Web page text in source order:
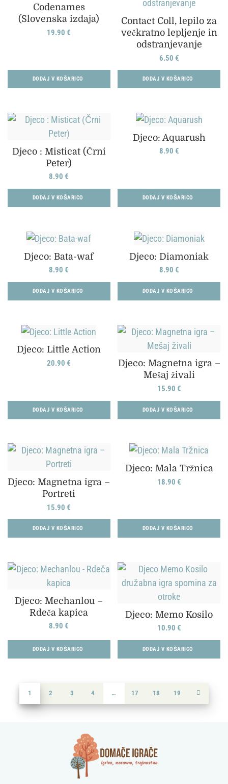
Codenames
(Slovenska izdaja)
19.90€
DODAJ V KOŠARICO
Contact Coll, lepilo za
večkratno lepljenje in
odstranjevanje
6.50 €
DODAJ V KOŠARICO
Djeco : Misticat (Črni
Peter)
8.90€
DODAJ V KOŠARICO
Djeco: Aquarush
8.90 €
DODAJ V KOŠARICO
Djeco: Bata-waf
8.90€
DODAJ V KOŠARICO
Djeco: Diamoniak
8.90 €
DODAJ V KOŠARICO
Djeco: Little Action
20.90€
DODAJ V KOŠARICO
Djeco: Magnetna igra –
Mešaj živali
15.90 €
DODAJ V KOŠARICO
Djeco: Magnetna igra –
Portreti
15.90€
DODAJ V KOŠARICO
Djeco: Mala Tržnica
18.90 €
DODAJ V KOŠARICO
Djeco: Mechanlou –
Rdeča kapica
8.90€
DODAJ V KOŠARICO
Djeco: Memo Kosilo
10.90 €
DODAJ V KOŠARICO
1 2 3 4 … 17 18 19 →